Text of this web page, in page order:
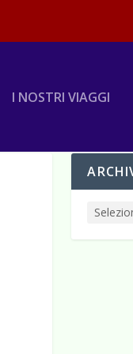
I NOSTRI VIAGGI